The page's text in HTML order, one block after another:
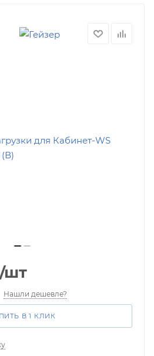
/шт
Нашли дешевле?
В 1 КЛИК